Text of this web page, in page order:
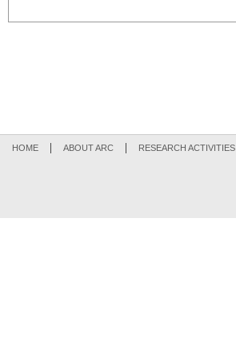
HOME ABOUT ARC RESEARCH ACTIVITIES